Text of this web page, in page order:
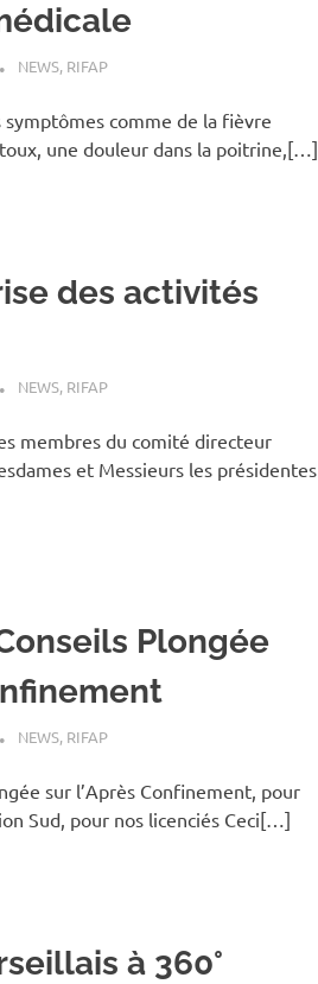
NEWS, RIFAP
symptômes comme de la fièvre
une douleur dans la poitrine,[…]
des activités
NEWS, RIFAP
membres du comité directeur
et Messieurs les présidentes
Plongée
NEWS, RIFAP
sur l’Après Confinement, pour
Sud, pour nos licenciés Ceci[…]
à 360°